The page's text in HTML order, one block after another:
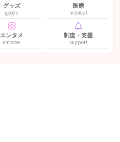
グッズ
goods
医療
medical
エンタメ
entame
制度・支援
support